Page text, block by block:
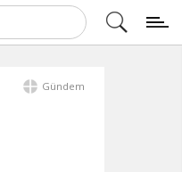
Gündem